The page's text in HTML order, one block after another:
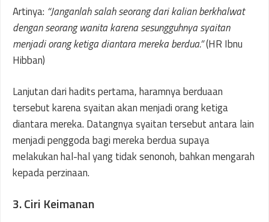
Artinya: “Janganlah salah seorang dari kalian berkhalwat
dengan seorang wanita karena sesungguhnya syaitan
menjadi orang ketiga diantara mereka berdua.”(HR Ibnu
Hibban)
Lanjutan dari hadits pertama, haramnya berduaan
tersebut karena syaitan akan menjadi orang ketiga
diantara mereka. Datangnya syaitan tersebut antara lain
menjadi penggoda bagi mereka berdua supaya
melakukan hal-hal yang tidak senonoh, bahkan mengarah
kepada perzinaan.
3. Ciri Keimanan